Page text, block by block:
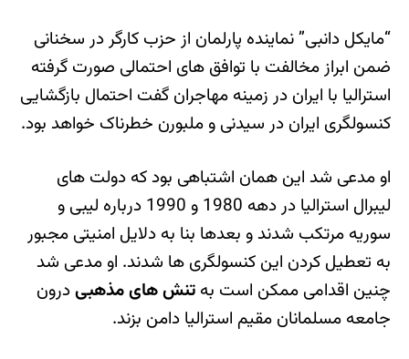
“مایکل دانبی” نماینده پارلمان از حزب کارگر در سخنانی
ضمن ابراز مخالفت با توافق های احتمالی صورت گرفته
استرالیا با ایران در زمینه مهاجران گفت احتمال بازگشایی
کنسولگری ایران در سیدنی و ملبورن خطرناک خواهد بود.
او مدعی شد این همان اشتباهی بود که دولت های
لیبرال استرالیا در دهه 1980 و 1990 درباره لیبی و
سوریه مرتکب شدند و بعدها بنا به دلایل امنیتی مجبور
به تعطیل کردن این کنسولگری ها شدند. او مدعی شد
چنین اقدامی ممکن است به تنش های مذهبیدرون
جامعه مسلمانان مقیم استرالیا دامن بزند.